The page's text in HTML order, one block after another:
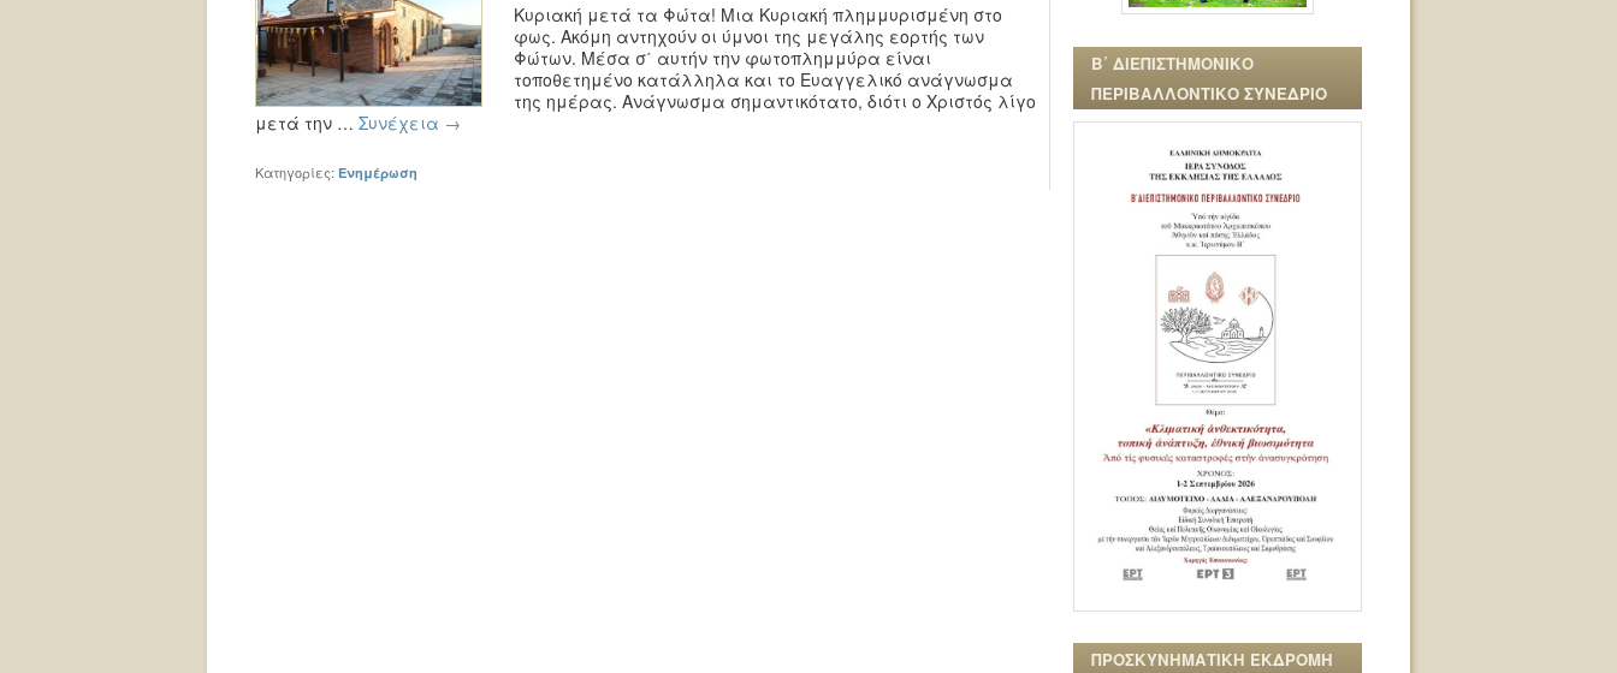
Κυριακή μετά τα Φώτα! Μια Κυριακή πλημμυρισμένη στο
φως. Ακόμη αντηχούν οι ύμνοι της μεγάλης εορτής των
Φώτων. Μέσα σ΄ αυτήν την φωτοπλημμύρα είναι
τοποθετημένο κατάλληλα και το Ευαγγελικό ανάγνωσμα
της ημέρας. Ανάγνωσμα σημαντικότατο, διότι ο Χριστός λίγο
μετά την … Συνέχεια →
Κατηγορίες: Ενημέρωση
Β΄ ΔΙΕΠΙΣΤΗΜΟΝΙΚΟ
ΠΕΡΙΒΑΛΛΟΝΤΙΚΟ ΣΥΝΕΔΡΙΟ
ΠΡΟΣΚΥΝΗΜΑΤΙΚΗ ΕΚΔΡΟΜΗ